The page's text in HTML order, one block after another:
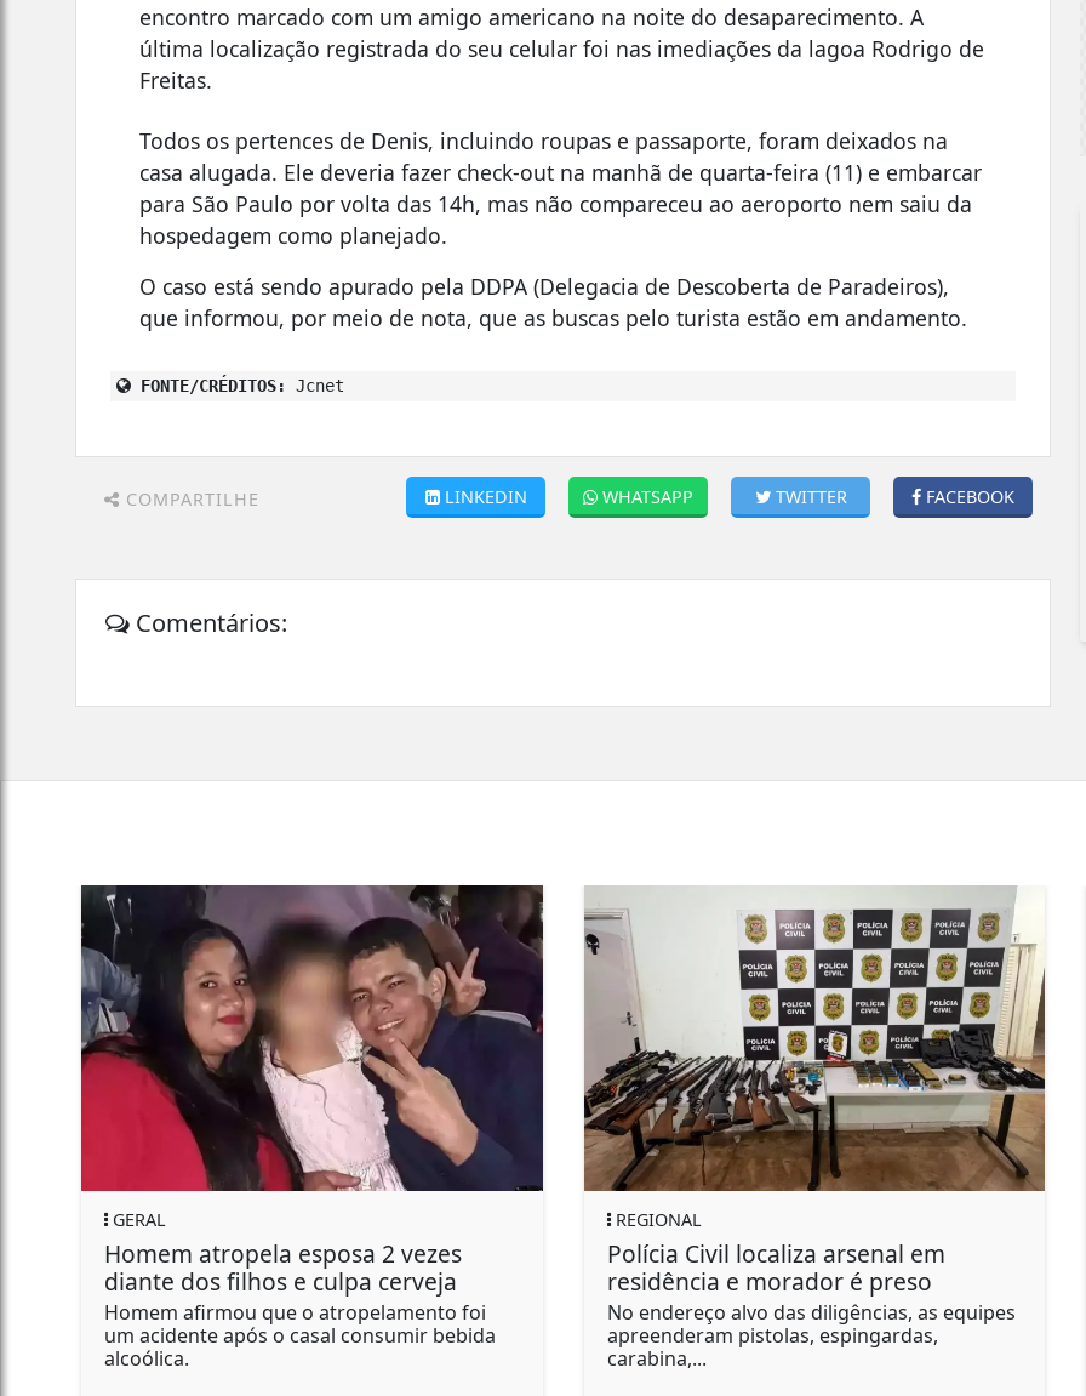
encontro marcado com um amigo americano na noite do desaparecimento. A
última localização registrada do seu celular foi nas imediações da lagoa Rodrigo de
Freitas.
Todos os pertences de Denis, incluindo roupas e passaporte, foram deixados na
casa alugada. Ele deveria fazer check-out na manhã de quarta-feira (11) e embarcar
para São Paulo por volta das 14h, mas não compareceu ao aeroporto nem saiu da
hospedagem como planejado.
O caso está sendo apurado pela DDPA (Delegacia de Descoberta de Paradeiros),
que informou, por meio de nota, que as buscas pelo turista estão em andamento.
FONTE/CRÉDITOS: Jcnet
COMPARTILHE FACEBOOK
TWITTER
WHATSAPP
LINKEDIN
Comentários:
REGIONAL
Polícia Civil localiza arsenal em
residência e morador é preso
No endereço alvo das diligências, as equipes
apreenderam pistolas, espingardas,
carabina,...
CLIMA
Ciclone-bomba faz SP montar
gabinete de crise; ventos de 100
km/h
Na sexta-feira e no sábado, está previsto
alerta vermelho com rajadas que podem
A